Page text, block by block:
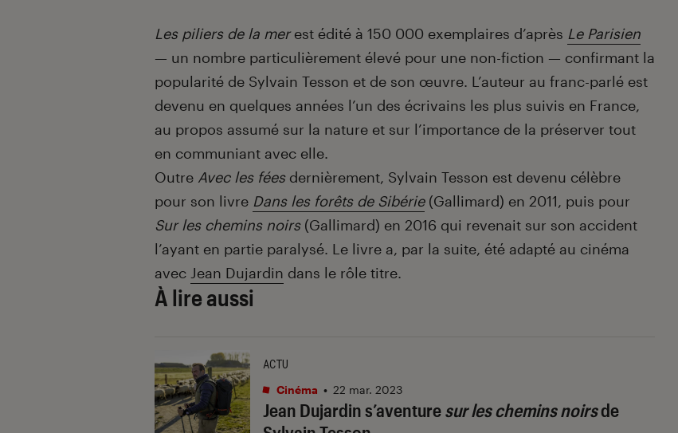
Les piliers de la merest édité à 150 000 exemplaires d’après Le Parisien
— un nombre particulièrement élevé pour une non-fiction — confirmant la
popularité de Sylvain Tesson et de son œuvre. L’auteur au franc-parlé est
devenu en quelques années l’un des écrivains les plus suivis en France,
au propos assumé sur la nature et sur l’importance de la préserver tout
en communiant avec elle.
Outre Avec les féesdernièrement, Sylvain Tesson est devenu célèbre
pour son livre Dans les forêts de Sibérie(Gallimard) en 2011, puis pour
Sur les chemins noirs(Gallimard) en 2016 qui revenait sur son accident
l’ayant en partie paralysé. Le livre a, par la suite, été adapté au cinéma
avec Jean Dujardin dans le rôle titre.
À lire aussi
Jean Dujardin s’aventuresur les chemins noirsde
ACTU
Cinéma • 22 mar. 2023